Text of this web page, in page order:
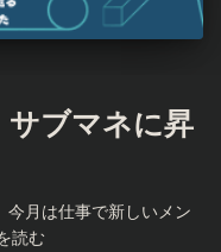
サブマネに昇
今月は仕事で新しいメン
読む